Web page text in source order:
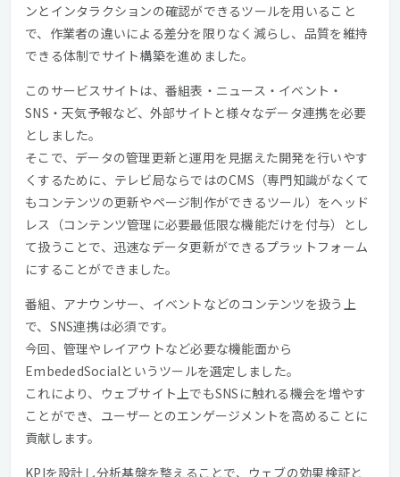
ンとインタラクションの確認ができるツールを用いること
で、作業者の違いによる差分を限りなく減らし、品質を維持
できる体制でサイト構築を進めました。
このサービスサイトは、番組表・ニュース・イベント・
SNS・天気予報など、外部サイトと様々なデータ連携を必要
としました。
そこで、データの管理更新と運用を見据えた開発を行いやす
くするために、テレビ局ならではのCMS（専門知識がなくて
もコンテンツの更新やページ制作ができるツール）をヘッド
レス（コンテンツ管理に必要最低限な機能だけを付与）とし
て扱うことで、迅速なデータ更新ができるプラットフォーム
にすることができました。
番組、アナウンサー、イベントなどのコンテンツを扱う上
で、SNS連携は必須です。
今回、管理やレイアウトなど必要な機能面から
EmbededSocialというツールを選定しました。
これにより、ウェブサイト上でもSNSに触れる機会を増やす
ことができ、ユーザーとのエンゲージメントを高めることに
貢献します。
KPIを設計し分析基盤を整えることで、ウェブの効果検証と